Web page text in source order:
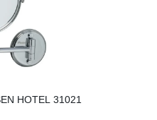
НOTEL 31021